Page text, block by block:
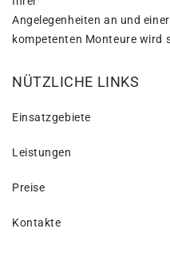
Angelegenheiten an und
kompetenten Monteure wird
NÜTZLICHE LINKS
Einsatzgebiete
Leistungen
Preise
Kontakte